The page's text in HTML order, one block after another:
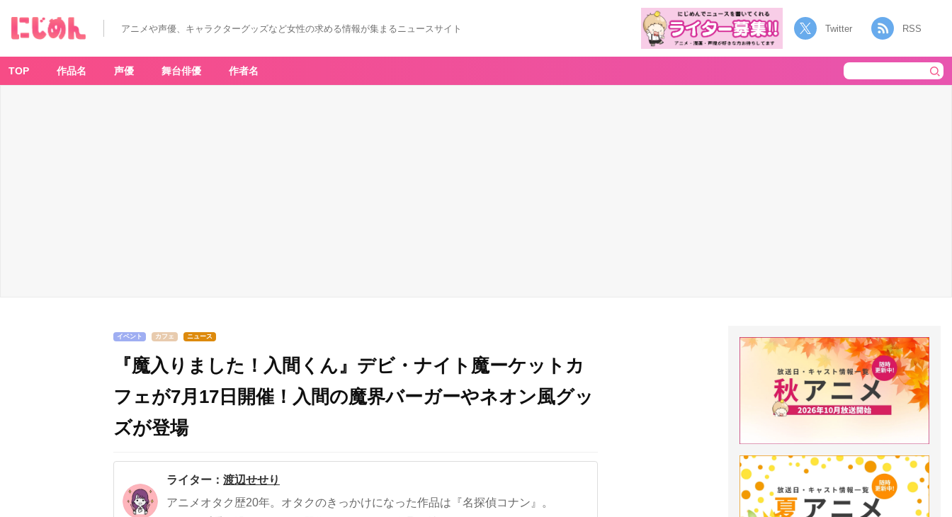
アニメや声優、キャラクターグッズなど女性の求める情報が集まるニュースサイト Twitter RSS
TOP 作品名 声優 舞台俳優 作者名
イベント カフェ ニュース
『魔入りました！入間くん』デビ・ナイト魔ーケットカ
フェが7月17日開催！入間の魔界バーガーやネオン風グッ
ズが登場
ライター： 渡辺せせり
アニメオタク歴20年。オタクのきっかけになった作品は『名探偵コナン』。